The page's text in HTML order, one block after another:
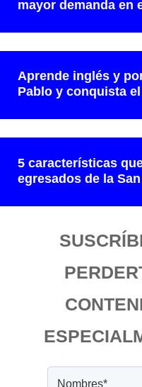
mayor demanda en
Aprende inglés y
Pablo y conquista
5 características
egresados de la